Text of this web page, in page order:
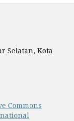
Selatan, Kota
Commons